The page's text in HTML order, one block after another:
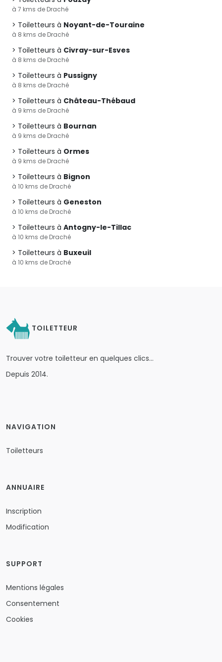
à 7 kms de Draché
Toiletteurs à Noyant-de-Touraine
à 8 kms de Draché
Toiletteurs à Civray-sur-Esves
à 8 kms de Draché
Toiletteurs à Pussigny
à 8 kms de Draché
Toiletteurs à Château-Thébaud
à 9 kms de Draché
Toiletteurs à Bournan
à 9 kms de Draché
Toiletteurs à Ormes
à 9 kms de Draché
Toiletteurs à Bignon
à 10 kms de Draché
Toiletteurs à Geneston
à 10 kms de Draché
Toiletteurs à Antogny-le-Tillac
à 10 kms de Draché
Toiletteurs à Buxeuil
à 10 kms de Draché
TOILETTEUR
Trouver votre toiletteur en quelques clics…
Depuis 2014.
NAVIGATION
Toiletteurs
ANNUAIRE
Inscription
Modification
SUPPORT
Mentions légales
Consentement
Cookies